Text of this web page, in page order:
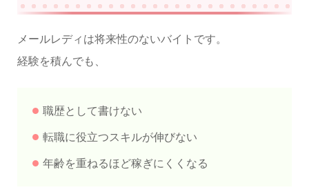
メールレディは将来性のないバイトです。
経験を積んでも、
職歴として書けない
転職に役立つスキルが伸びない
年齢を重ねるほど稼ぎにくくなる